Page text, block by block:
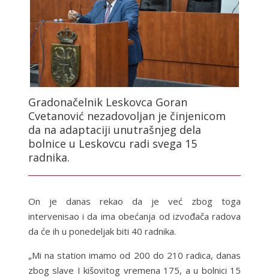
Gradonačelnik Leskovca Goran
Cvetanović nezadovoljan je činjenicom
da na adaptaciji unutrašnjeg dela
bolnice u Leskovcu radi svega 15
radnika.
On je danas rekao da je već zbog toga
intervenisao i da ima obećanja od izvođača radova
da će ih u ponedeljak biti 40 radnika.
„Mi na station imamo od 200 do 210 radica, danas
zbog slave I kišovitog vremena 175, a u bolnici 15